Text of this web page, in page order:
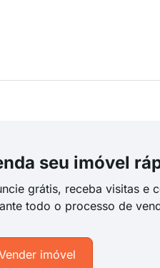
seu imóvel
grátis, receba visitas e
todo o processo de
imóvel